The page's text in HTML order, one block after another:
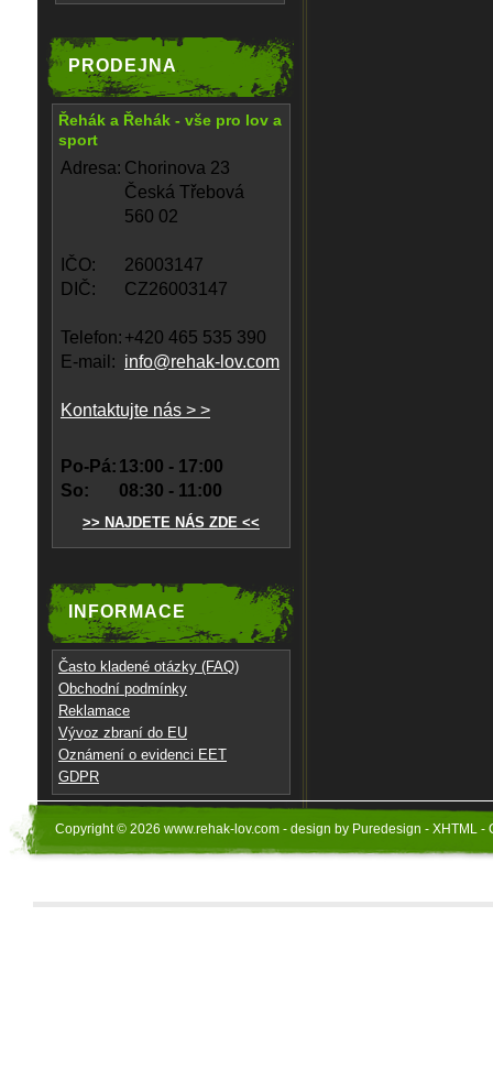
PRODEJNA
Řehák a Řehák - vše pro lov a
sport
Adresa: Chorinova 23
Česká Třebová
560 02
IČO:
26003147
DIČ:
CZ26003147
Telefon: +420 465 535 390
E-mail: info@rehak-lov.com
Kontaktujte nás > >
Po-Pá: 13:00 - 17:00
So:
08:30 - 11:00
>> NAJDETE NÁS ZDE <<
INFORMACE
Často kladené otázky (FAQ)
Obchodní podmínky
Reklamace
Vývoz zbraní do EU
Oznámení o evidenci EET
GDPR
Copyright © 2026 www.rehak-lov.com - design by Puredesign - XHTML -